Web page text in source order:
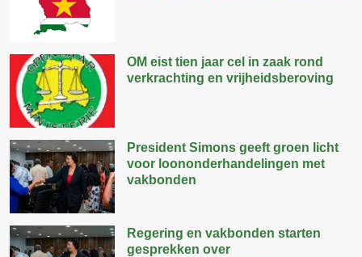
OM eist tien jaar cel in zaak rond
verkrachting en vrijheidsberoving
President Simons geeft groen licht
voor loononderhandelingen met
vakbonden
Regering en vakbonden starten
gesprekken over